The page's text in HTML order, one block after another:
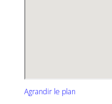
Agrandir le plan